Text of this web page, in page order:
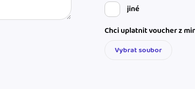
jiné
Chci uplatnit voucher z
Vybrat soubor